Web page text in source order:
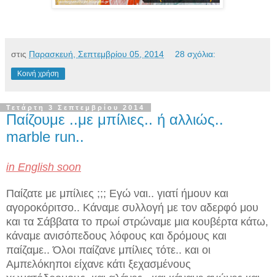
στις Παρασκευή, Σεπτεμβρίου 05, 2014 28 σχόλια:
Κοινή χρήση
Τετάρτη 3 Σεπτεμβρίου 2014
Παίζουμε ..με μπίλιες.. ή αλλιώς..
marble run..
in English soon
Παίζατε με μπίλιες ;;; Εγώ ναι.. γιατί ήμουν και
αγοροκόριτσο.. Κάναμε συλλογή με τον αδερφό μου
και τα Σάββατα το πρωί στρώναμε μια κουβέρτα κάτω,
κάναμε ανισόπεδους λόφους και δρόμους και
παίζαμε.. Όλοι παίζανε μπίλιες τότε.. και οι
Αμπελόκηποι είχανε κάτι ξεχασμένους